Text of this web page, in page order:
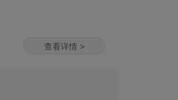
查看详情 >